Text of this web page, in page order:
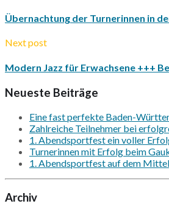
Übernachtung der Turnerinnen in
Next post
Modern Jazz für Erwachsene +++
Neueste Beiträge
Eine fast perfekte Baden-
Zahlreiche Teilnehmer bei
1. Abendsportfest ein voller
Turnerinnen mit Erfolg beim
1. Abendsportfest auf dem
Archiv